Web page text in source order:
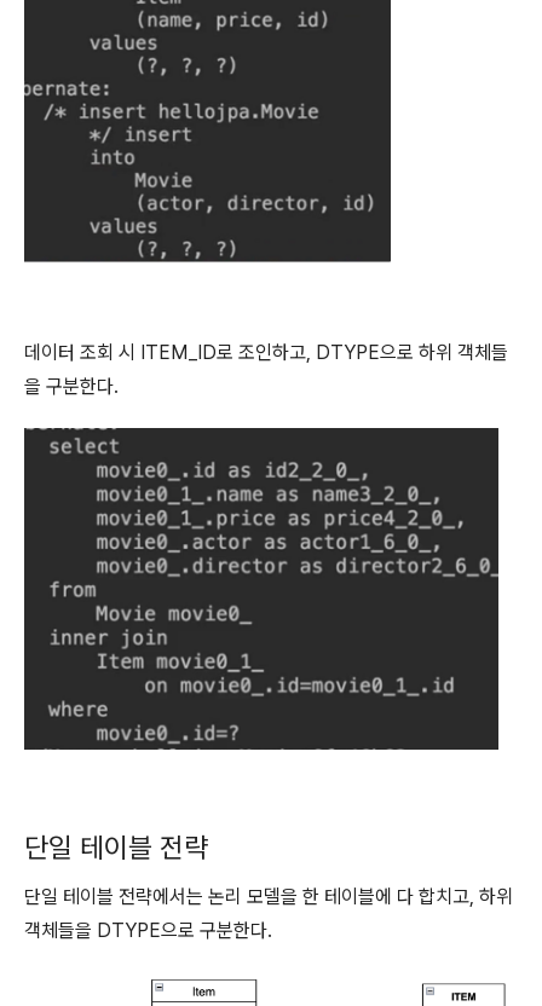
데이터 조회 시 ITEM_ID로 조인하고, DTYPE으로 하위 객체들
을 구분한다.
단일 테이블 전략
단일 테이블 전략에서는 논리 모델을 한 테이블에 다 합치고, 하위
객체들을 DTYPE으로 구분한다.